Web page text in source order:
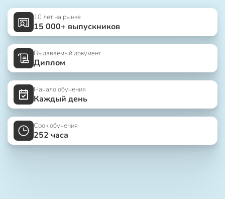
10 лет на рынке
15 000+ выпускников
Выдаваемый документ
Диплом
Начало обучения
Каждый день
Срок обучения
252 часа